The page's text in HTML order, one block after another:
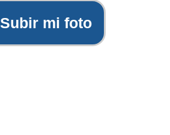
Subir mi foto